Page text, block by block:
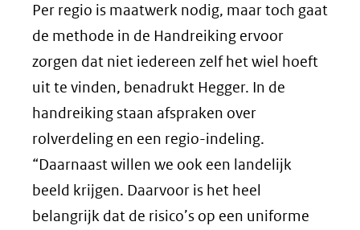
Per regio is maatwerk nodig, maar toch gaat
de methode in de Handreiking ervoor
zorgen dat niet iedereen zelf het wiel hoeft
uit te vinden, benadrukt Hegger. In de
handreiking staan afspraken over
rolverdeling en een regio-indeling.
“Daarnaast willen we ook een landelijk
beeld krijgen. Daarvoor is het heel
belangrijk dat de risico’s op een uniforme